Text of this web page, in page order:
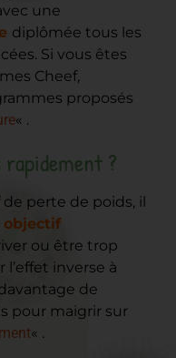
une
diplômée tous les
Si vous êtes
Cheef,
proposés
« .
?
perte de poids, il
objectif
ou être trop
inverse à
de
pour maigrir sur
« .